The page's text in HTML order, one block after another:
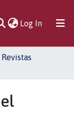
Log In(current)